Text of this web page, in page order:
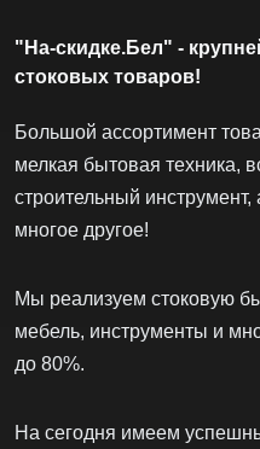
"На-скидке.Бел" -
стоковых товаров!
Большой ассортимент
мелкая бытовая техника,
строительный
многое другое!
Мы реализуем стоковую
мебель, инструменты и
до 80%.
На сегодня имеем